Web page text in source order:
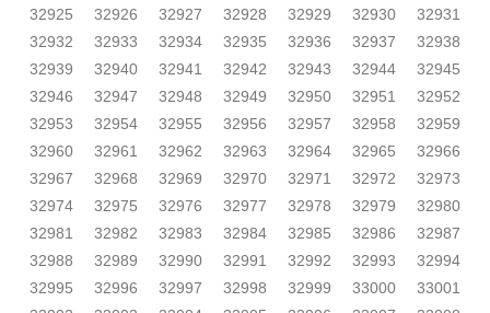
32925
32926 32927 32928 32929 32930
32931
32932
32933 32934 32935 32936 32937
32938
32939
32940 32941 32942 32943 32944
32945
32946
32947 32948 32949 32950 32951
32952
32953
32954 32955 32956 32957 32958
32959
32960
32961 32962 32963 32964 32965
32966
32967
32968 32969 32970 32971 32972
32973
32974
32975 32976 32977 32978 32979
32980
32981
32982 32983 32984 32985 32986
32987
32988
32989 32990 32991 32992 32993
32994
32995
32996 32997 32998 32999 33000
33001